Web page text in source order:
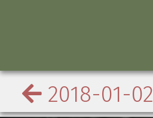
2018-01-02